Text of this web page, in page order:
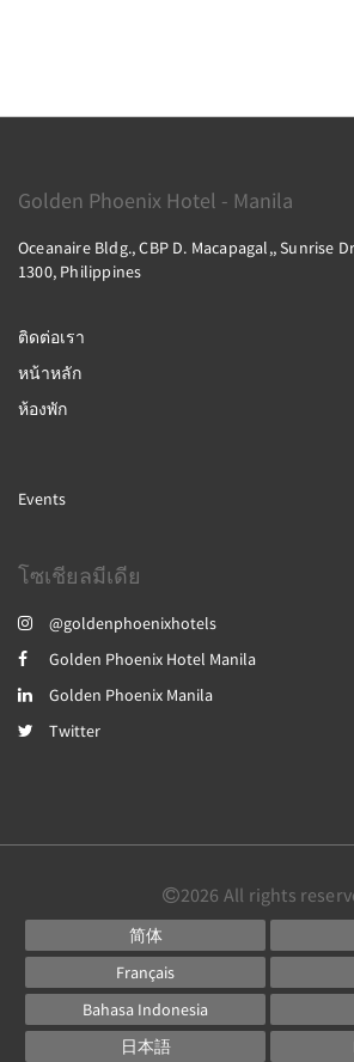
Golden Phoenix Hotel - Manila
Oceanaire Bldg., CBP D. Macapagal,, Sunrise
1300, Philippines
ติดต่อเรา
หน้าหลัก
ห้องพัก
Events
โซเชียลมีเดีย
@goldenphoenixhotels
Golden Phoenix Hotel Manila
Golden Phoenix Manila
Twitter
2026 All rights
简体
Français
Bahasa Indonesia
日本語